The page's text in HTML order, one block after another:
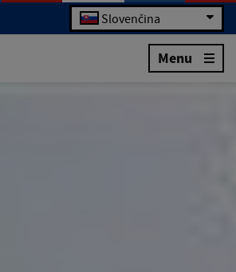
Slovenčina
Menu